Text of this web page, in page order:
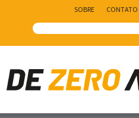
SOBRE CONTATO
Main Navigation